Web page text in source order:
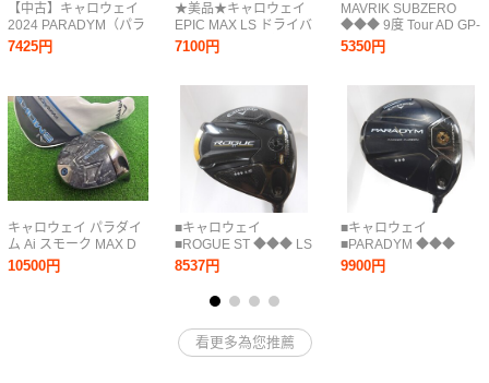
【中古】キャロウェイ
2024 PARADYM（パラ
ダイム）Ai SMOKE
MAX（マックス）ドラ
50
7425円
キャロウェイ パラダイ
ム Ai スモーク MAX D
ドライバー10.5
10500円
★美品★キャロウェイ
EPIC MAX LS ドライバ
ー 10.5°スピーダーエボ
リューションⅣ569-S
7100円
■キャロウェイ
■ROGUE ST ◆◆◆ LS
10.5°
USA■1W■S■TENSEI
AV WHITE 75(2022)■訳
有中古■1円～
8537円
MAVRIK SUBZERO
◆◆◆ 9度 Tour AD GP-
5 (S) ドライバー キャロ
ウェイ ヘッドカバー付
5350円
■キャロウェイ
■PARADYM ◆◆◆
10.5°
USA■1W■S■Kai'li
9900円
看更多為您推薦